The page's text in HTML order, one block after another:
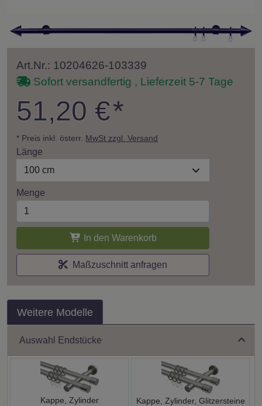
Art.Nr.: 10204626-103339
Sofort versandfertig , Lieferzeit 5-7 Tage
51,20 €*
* Preis inkl. österr. MwSt zzgl. Versand
Länge
100 cm
Menge
In den Warenkorb
Maßzuschnitt anfragen
Weitere Modelle
Auswahl Endstücke
Kappe, Zylinder Kappe, Zylinder, Glitzersteine